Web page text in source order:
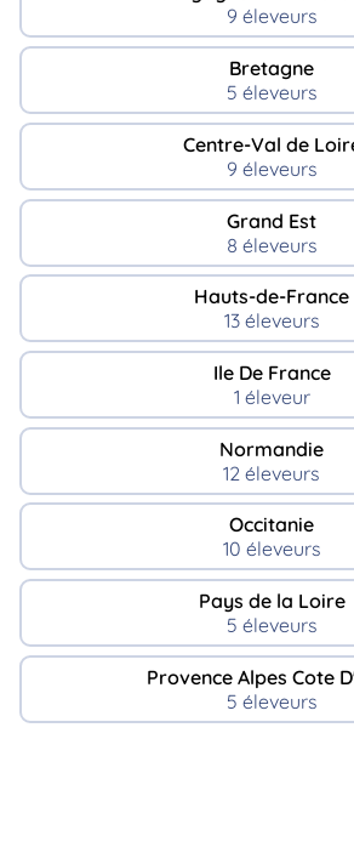
9 éleveurs
Bretagne
5 éleveurs
Centre-Val de
9 éleveurs
Grand Est
8 éleveurs
Hauts-de-France
13 éleveurs
Ile De France
1 éleveur
Normandie
12 éleveurs
Occitanie
10 éleveurs
Pays de la Loire
5 éleveurs
Provence Alpes Cote
5 éleveurs